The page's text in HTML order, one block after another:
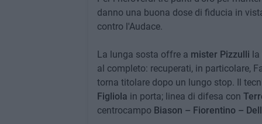
danno una buona dose di fiducia in
contro l'Audace.
La lunga sosta offre a mister Pizzulli la
al completo: recuperati, in particolare,
torna titolare dopo un lungo stop. Il
Figliola in porta; linea di difesa con
centrocampo Biason – Fiorentino –